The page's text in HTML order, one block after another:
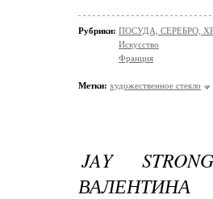
Рубрики: ПОСУДА, СЕРЕБРО,
Искусство
Франция
Метки: художественное стекло
JAY
ВАЛЕНТИНА